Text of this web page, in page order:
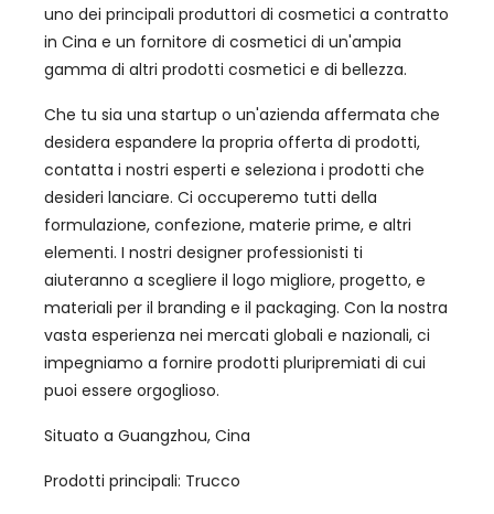
uno dei principali produttori di cosmetici a contratto
in Cina e un fornitore di cosmetici di un'ampia
gamma di altri prodotti cosmetici e di bellezza.
Che tu sia una startup o un'azienda affermata che
desidera espandere la propria offerta di prodotti,
contatta i nostri esperti e seleziona i prodotti che
desideri lanciare. Ci occuperemo tutti della
formulazione, confezione, materie prime, e altri
elementi. I nostri designer professionisti ti
aiuteranno a scegliere il logo migliore, progetto, e
materiali per il branding e il packaging. Con la nostra
vasta esperienza nei mercati globali e nazionali, ci
impegniamo a fornire prodotti pluripremiati di cui
puoi essere orgoglioso.
Situato a Guangzhou, Cina
Prodotti principali: Trucco